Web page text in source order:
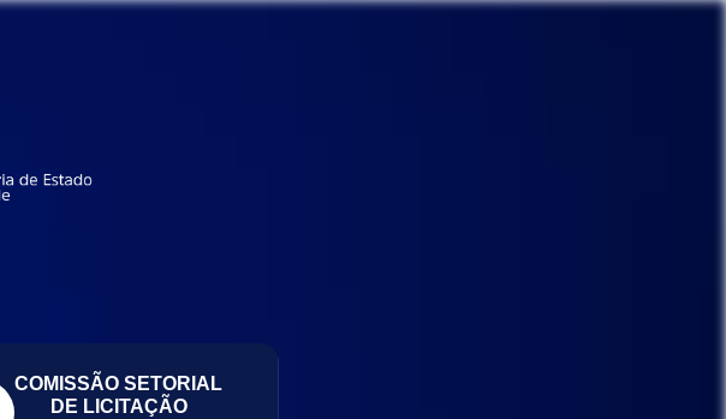
COMISSÃO SETORIAL
DE LICITAÇÃO